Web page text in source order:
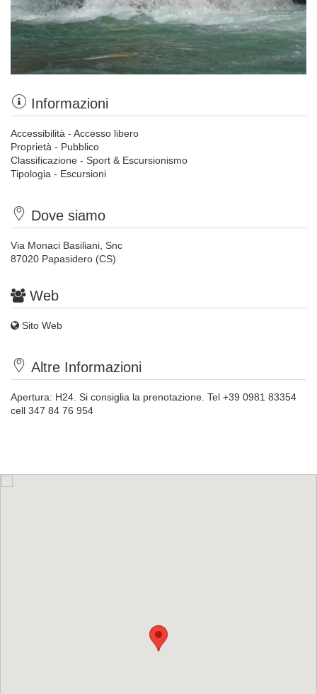
Informazioni
Accessibilità - Accesso libero
Proprietà - Pubblico
Classificazione - Sport & Escursionismo
Tipologia - Escursioni
Dove siamo
Via Monaci Basiliani, Snc
87020 Papasidero (CS)
Web
Sito Web
Altre Informazioni
Apertura: H24. Si consiglia la prenotazione. Tel +39 0981 83354
cell 347 84 76 954